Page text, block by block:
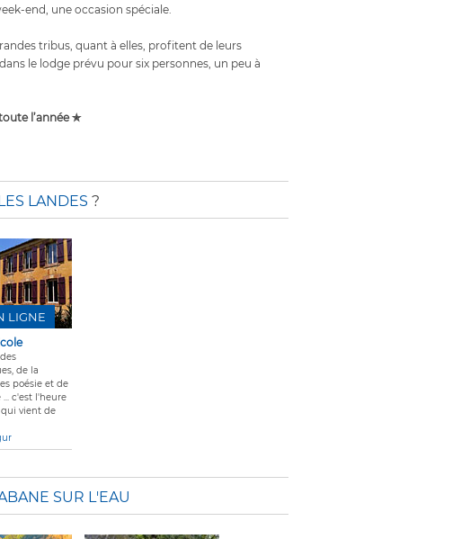
end, une occasion spéciale.
tribus, quant à elles, profitent de leurs
le lodge prévu pour six personnes, un peu à
l’année ✯
LANDES ?
de la
poésie et de
c'est l'heure
qui vient de
LIGNE
SUR L'EAU